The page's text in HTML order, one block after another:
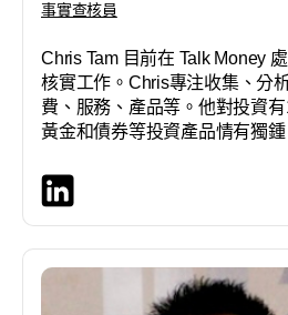
事實查核員
Chris Tam 目前在 Talk Money
核實工作。Chris專注收集、分
費、服務、產品等。他對投資
黃金和債券等投資產品情有獨鍾